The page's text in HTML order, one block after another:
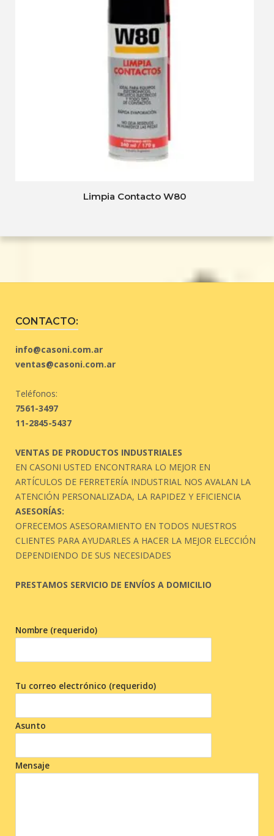
Limpia Contacto W80
CONTACTO:
info@casoni.com.ar
ventas@casoni.com.ar
Teléfonos:
7561-3497
11-2845-5437
VENTAS DE PRODUCTOS INDUSTRIALES
EN CASONI USTED ENCONTRARA LO MEJOR EN
ARTÍCULOS DE FERRETERÍA INDUSTRIAL NOS AVALAN LA
ATENCIÓN PERSONALIZADA, LA RAPIDEZ Y EFICIENCIA
ASESORÍAS:
OFRECEMOS ASESORAMIENTO EN TODOS NUESTROS
CLIENTES PARA AYUDARLES A HACER LA MEJOR ELECCIÓN
DEPENDIENDO DE SUS NECESIDADES
PRESTAMOS SERVICIO DE ENVÍOS A DOMICILIO
Nombre (requerido)
Tu correo electrónico (requerido)
Asunto
Mensaje